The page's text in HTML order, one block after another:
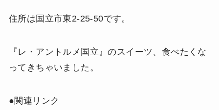
住所は国立市東2-25-50です。
『レ・アントルメ国立』のスイーツ、食べたくな
ってきちゃいました。
●関連リンク